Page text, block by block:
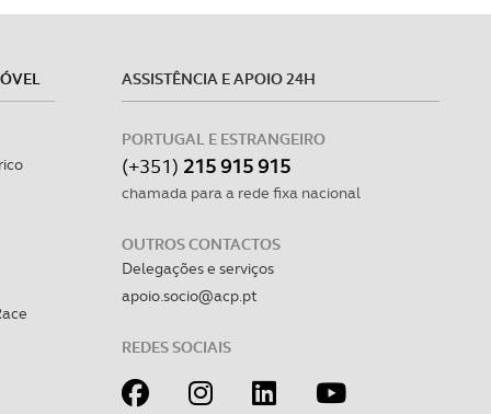
ASSISTÊNCIA E APOIO 24H
PORTUGAL E ESTRANGEIRO
(+351) 215 915 915
chamada para a rede fixa nacional
OUTROS CONTACTOS
Delegações e serviços
apoio.socio@acp.pt
REDES SOCIAIS